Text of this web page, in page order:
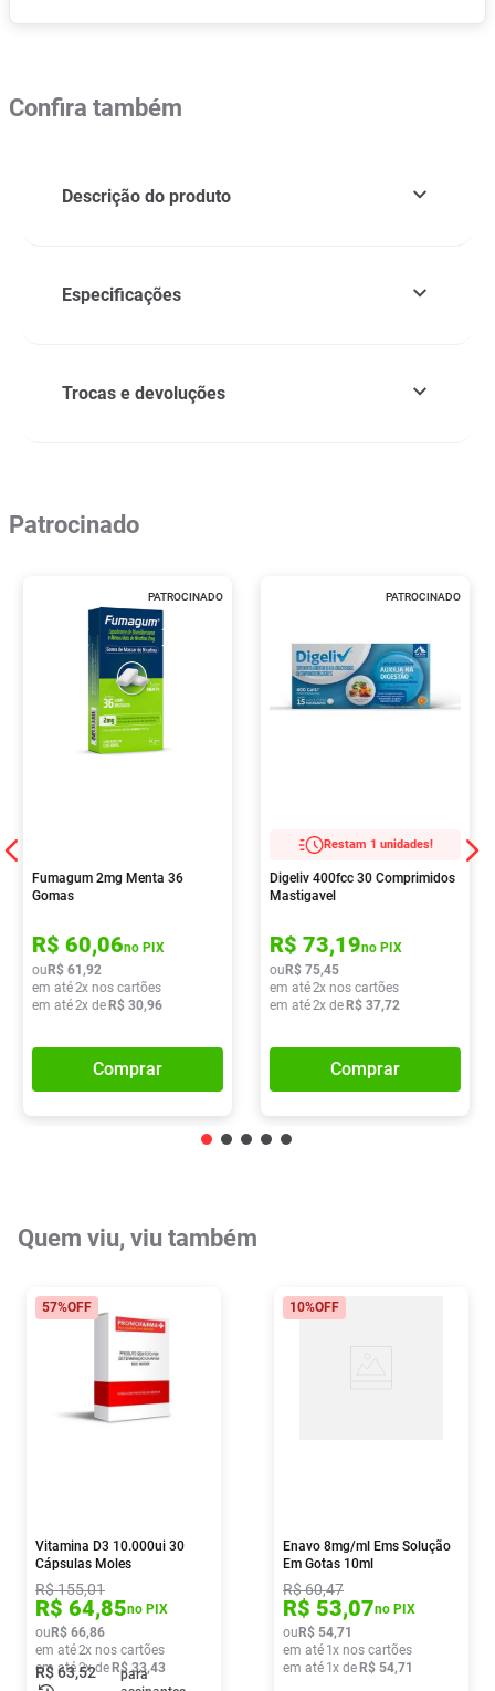
Confira também
Descrição do produto
Especificações
Trocas e devoluções
Patrocinado
PATROCINADO
Fumagum 2mg Menta 36
Gomas
R$ 60,06no PIX
ou R$ 61 ,92
em até2x nos cartões
em até2x de R$ 30,96
Comprar
PATROCINADO
Restam 1 unidades!
Digeliv 400fcc 30 Comprimidos
Mastigavel
R$ 73,19no PIX
ou R$ 75,45
em até2x nos cartões
em até2x de R$ 37,72
Comprar
Quem viu, viu também
57%OFF
Vitamina D3 10.000ui 30
Cápsulas Moles
R$155,01
R$ 64,85no PIX
ou R$ 66,86
em até2x nos cartões
em até2x de R$ 33,43
R$63,52
para
10%OFF
Enavo 8mg/ml Ems Solução
Em Gotas 10ml
R$60,47
R$ 53,07no PIX
ou R$ 54,71
em até 1x nos cartões
em até 1x de R$ 54,71